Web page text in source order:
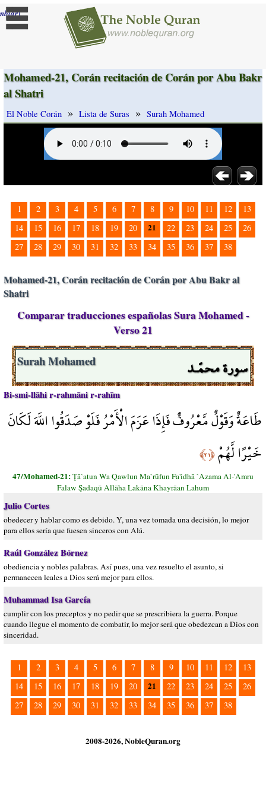
]
Mohamed-21, Corán recitación de Corán por Abu Bakr
al Shatri
El Noble Corán » Lista de Suras » Surah Mohamed
1 2 3 4 5 6 7 8 9 10 11 12
13
14
15 16 17 18 19 20 21 22 23 24 25
26
27
28 29 30 31 32 33 34 35 36 37 38
Mohamed-21, Corán recitación de Corán por Abu Bakr al
Shatri
Comparar traducciones españolas Sura Mohamed -
Verso 21
سورة محمّـد Surah Mohamed
Bi-smi-llāhi r-rahmāni r-rahīm
طَاعَةٌ وَقَوْلٌ مَّعْرُوفٌ فَإِذَا عَزَمَ الْأَمْرُ فَلَوْ صَدَقُوا اللَّهَ لَكَانَ
خَيْرًا لَّهُمْ﴿٢١﴾
47/Mohamed-21:Ţā`atun Wa Qawlun Ma`rūfun Fa'idhā `Azama Al-'Amru
Falaw Şadaqū Allāha Lakāna Khayrāan Lahum
Julio Cortes
obedecer y hablar como es debido. Y, una vez tomada una decisión, lo mejor
para ellos sería que fuesen sinceros con Alá.
Raúl González Bórnez
obediencia y nobles palabras. Así pues, una vez resuelto el asunto, si
permanecen leales a Dios será mejor para ellos.
Muhammad Isa García
cumplir con los preceptos y no pedir que se prescribiera la guerra. Porque
cuando llegue el momento de combatir, lo mejor será que obedezcan a Dios con
sinceridad.
1 2 3 4 5 6 7 8 9 10 11 12
13
14
15 16 17 18 19 20 21 22 23 24 25
26
27
28 29 30 31 32 33 34 35 36 37 38
2008-2026, NobleQuran.org